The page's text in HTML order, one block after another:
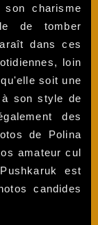
charisme
de tomber
dans ces
loin
soit une
son style de
des
de Polina
amateur cul
est
candides